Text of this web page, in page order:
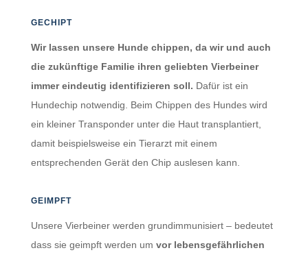
GECHIPT
Wir lassen unsere Hunde chippen, da wir und auch
die zukünftige Familie ihren geliebten Vierbeiner
immer eindeutig identifizieren soll. Dafürist ein
Hundechip notwendig. Beim Chippen des Hundes wird
ein kleiner Transponder unter die Haut transplantiert,
damit beispielsweise ein Tierarzt mit einem
entsprechenden Gerät den Chip auslesen kann.
GEIMPFT
Unsere Vierbeiner werden grundimmunisiert – bedeutet
dass sie geimpft werden um vor lebensgefährlichen